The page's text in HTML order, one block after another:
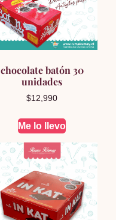
chocolate batón 30
unidades
$12,990
Me lo llevo